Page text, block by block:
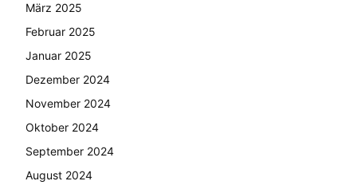
März 2025
Februar 2025
Januar 2025
Dezember 2024
November 2024
Oktober 2024
September 2024
August 2024